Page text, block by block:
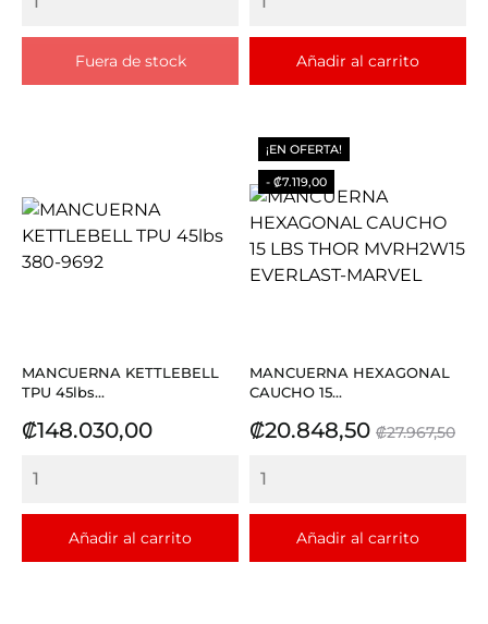
Fuera de stock Añadir al carrito
MANCUERNA KETTLEBELL
TPU 45lbs...
Precio
₡148.030,00
Añadir al carrito
MANCUERNA HEXAGONAL
CAUCHO 15...
Precio
₡20.848,50 Precio
₡27.967,50
Añadir al carrito
¡EN OFERTA!
- ₡7.119,00